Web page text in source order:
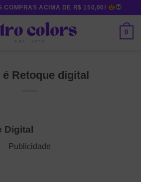
COMPRAS ACIMA DE R$ 150,00!
0
é Retoque digital
Digital
Publicidade